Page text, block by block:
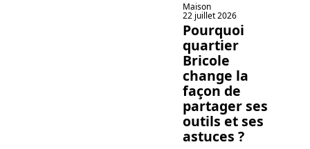
Maison
22 juillet 2026
Pourquoi
quartier
Bricole
change la
façon de
partager ses
outils et ses
astuces ?